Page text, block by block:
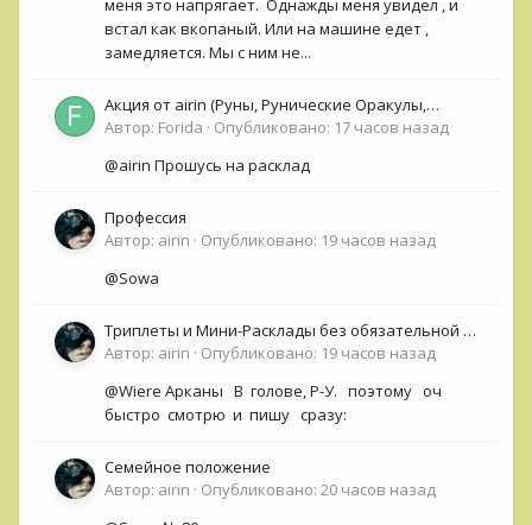
встал как вкопаный. Или на машине едет ,
замедляется. Мы с ним не...
Акция от airin (Руны, Рунические Оракулы,
колоды Таро- Рун)
Автор: Forida · Опубликовано: 17 часов назад
@airin Прошусь на расклад
Профессия
Автор: airin · Опубликовано: 19 часов назад
@Sowa
Триплеты и Мини-Расклады без обязательной ОС
для НОВИЧКОВ (<50 сообщений)
Автор: airin · Опубликовано: 19 часов назад
@Wiere Арканы В голове, Р-У. поэтому оч
быстро смотрю и пишу сразу:
Семейное положение
Автор: airin · Опубликовано: 20 часов назад